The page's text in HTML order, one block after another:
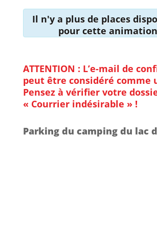
Il n'y a plus de places
pour cette
ATTENTION : L’e-mail de
peut être considéré comme
Pensez à vérifier votre
« Courrier indésirable » !
Parking du camping du lac